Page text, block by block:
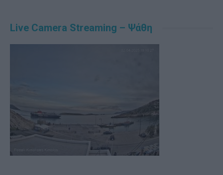
Live Camera Streaming – Ψάθη